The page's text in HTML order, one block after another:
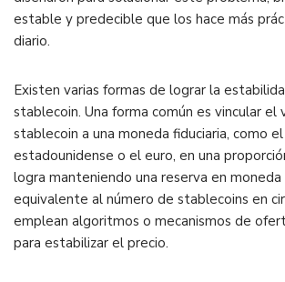
estable y predecible que los hace más
diario.
Existen varias formas de lograr la
stablecoin. Una forma común es vincular el
stablecoin a una moneda fiduciaria, como
estadounidense o el euro, en una
logra manteniendo una reserva en moneda
equivalente al número de stablecoins en
emplean algoritmos o mecanismos de
para estabilizar el precio.